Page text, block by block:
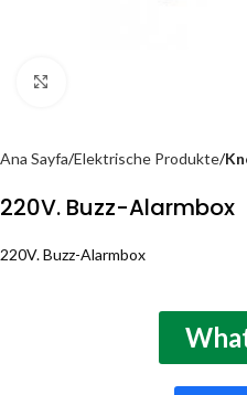
Ana Sayfa Elektrische Produkte
220V. Buzz-Alarmbox
220V. Buzz-Alarmbox